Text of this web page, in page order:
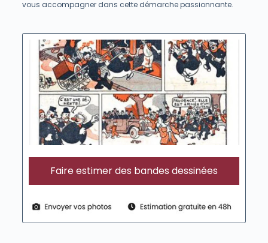
vous accompagner dans cette démarche passionnante.
Faire estimer des bandes dessinées